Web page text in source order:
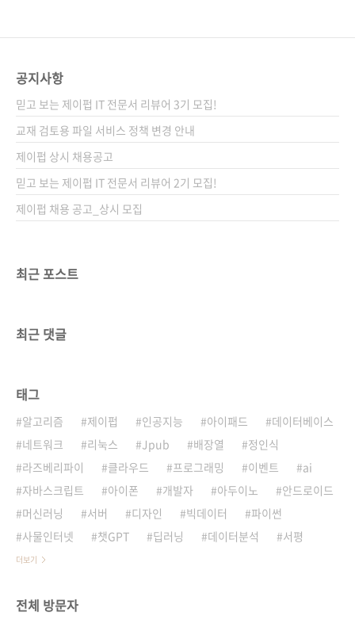
폰4G가 나오면 폭발적인 판매가 이뤄질 것으로
예상됩니다. 이에 웹 페이지를 소유하고 있는 대
다수의 기업과 관공서, 개인들 또한 모바일에서
접속하는 유저들의 증가에 맞춰 웹 페이지를 모
바일에도 쉽게..
공지사항
믿고 보는 제이펍 IT 전문서 리뷰어 3기 모집!
교재 검토용 파일 서비스 정책 변경 안내
제이펍 상시 채용공고
믿고 보는 제이펍 IT 전문서 리뷰어 2기 모집!
제이펍 채용 공고_상시 모집
최근 포스트
최근 댓글
태그
알고리즘 제이펍 인공지능 아이패드
데이터베이스
네트워크
리눅스 Jpub 배장열
정인식
라즈베리파이
클라우드 프로그래밍 이벤트
ai
자바스크립트
아이폰 개발자 아두이노
안드로이드
머신러닝
서버 디자인 빅데이터
파이썬
사물인터넷
챗GPT 딥러닝 데이터분석 서평
더보기
전체 방문자